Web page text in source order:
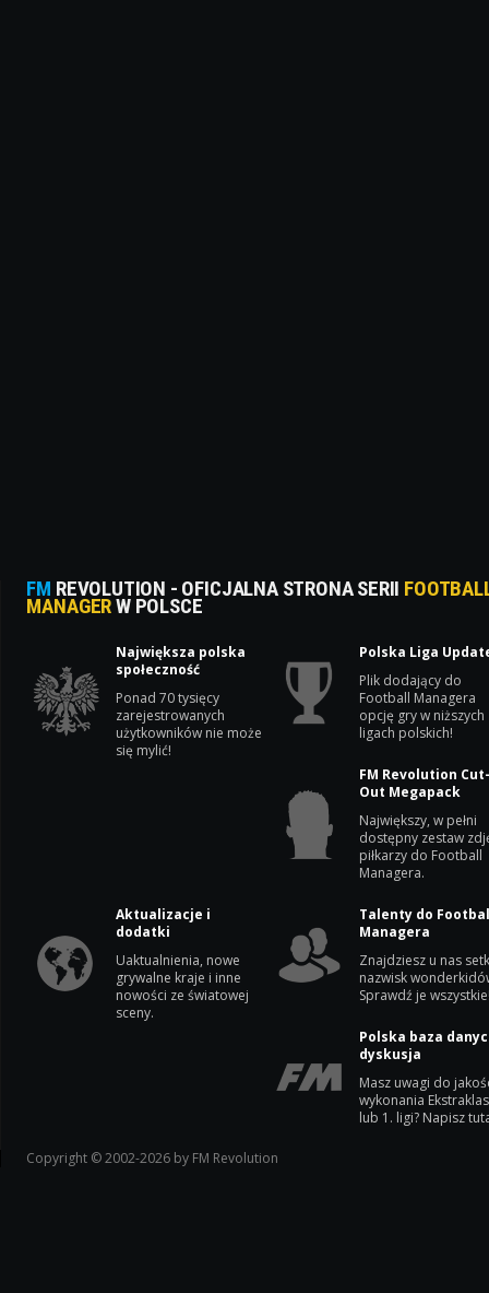
FM REVOLUTION - OFICJALNA STRONA SERII
MANAGERW POLSCE
Największa polska
społeczność
Ponad 70 tysięcy
zarejestrowanych
użytkowników nie może
się mylić!
Polska Liga
Plik dodający do
Football Managera
opcję gry w niższych
ligach polskich!
FM Revolution
Out Megapack
Największy, w pełni
dostępny zestaw
piłkarzy do Football
Managera.
Aktualizacje i
dodatki
Uaktualnienia, nowe
grywalne kraje i inne
nowości ze światowej
sceny.
Talenty do
Managera
Znajdziesz u nas
nazwisk
Sprawdź je
Polska baza
dyskusja
Masz uwagi do
wykonania
lub 1. ligi? Napisz
Copyright © 2002-2026 by FM Revolution